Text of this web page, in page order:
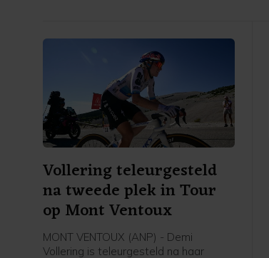
Vollering teleurgesteld
na tweede plek in Tour
op Mont Ventoux
MONT VENTOUX (ANP) - Demi
Vollering is teleurgesteld na haar